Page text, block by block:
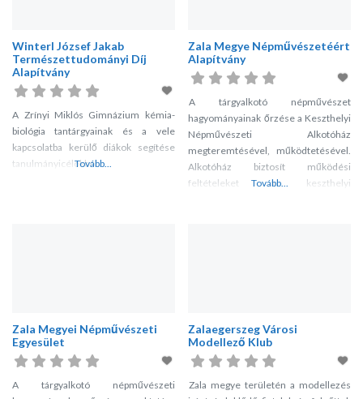
Winterl József Jakab
Természettudományi Díj
Alapítvány
A Zrínyi Miklós Gimnázium kémia-
biológia tantárgyainak és a vele
kapcsolatba kerülő diákok segítése
tanulmányicélokból.
Tovább...
Zala Megye Népművészetéért
Alapítvány
A tárgyalkotó népművészet
hagyományainak őrzése a Keszthelyi
Népművészeti Alkotóház
megteremtésével, működtetésével.
Alkotóház biztosít működési
feltételeket a keszthelyi
képzésével résztvesz a
munkaerőpiaci képzésben, segíti a
végzettek munkábakerülését, és
szolgáltatásokat
Tovább...
Zala Megyei Népművészeti
Egyesület
A tárgyalkotó népművészeti
Zalaegerszeg Városi
Modellező Klub
Zala megye területén a modellezés